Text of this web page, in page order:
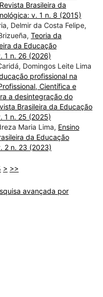
Revista Brasileira da
v. 1 n. 8 (2015)
Delmir da Costa Felipe,
Teoria da
da Educação
1 n. 26 (2026)
Domingos Leite Lima
profissional na
Científica e
a desintegração do
Brasileira da Educação
1 n. 25 (2025)
Maria Lima, Ensino
da Educação
2 n. 23 (2023)
> >>
avançada por